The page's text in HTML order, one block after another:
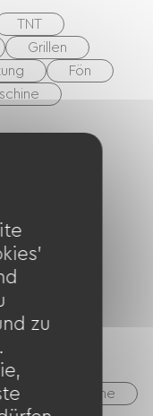
TNT
Grillen
Fön
Gelände
Spülmaschine
zu